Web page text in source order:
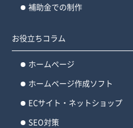
補助金での制作
お役立ちコラム
ホームページ
ホームページ作成ソフト
ECサイト・ネットショップ
SEO対策